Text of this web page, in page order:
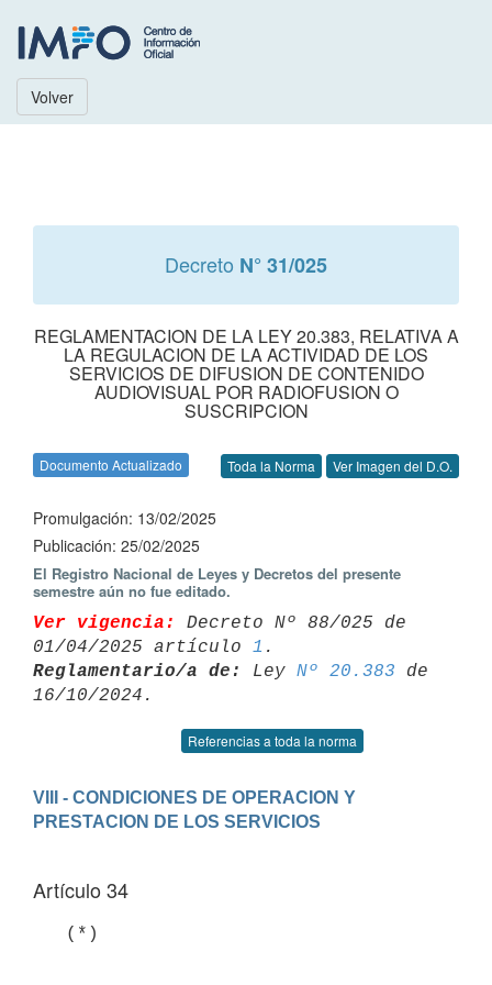
Volver
Decreto N° 31/025
REGLAMENTACION DE LA LEY 20.383, RELATIVA A
LA REGULACION DE LA ACTIVIDAD DE LOS
SERVICIOS DE DIFUSION DE CONTENIDO
AUDIOVISUAL POR RADIOFUSION O
SUSCRIPCION
Documento Actualizado Toda la Norma Ver Imagen del D.O.
Promulgación: 13/02/2025
Publicación: 25/02/2025
El Registro Nacional de Leyes y Decretos del presente
semestre aún no fue editado.
Ver vigencia:
Decreto Nº 88/025 de
01/04/2025 artículo 1
Reglamentario/a de:
Ley Nº 20.383 de
Referencias a toda la norma
VIII - CONDICIONES DE OPERACION Y
Artículo 34
   (*)